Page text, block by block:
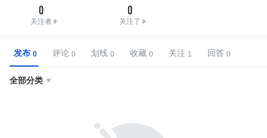
0
关注者
0
关注了
发布 评论 划线 收藏 关注 回答
全部分类 